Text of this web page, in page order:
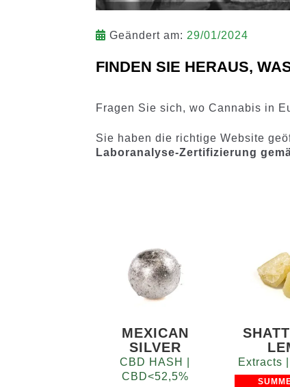
Geändert am: 29/01/2024
FINDEN SIE HERAUS,
Fragen Sie sich, wo Cannabis in
Sie haben die richtige Website
Laboranalyse-Zertifizierung
MEXICAN
SILVER
CBD HASH |
CBD<52,5%
Extracts